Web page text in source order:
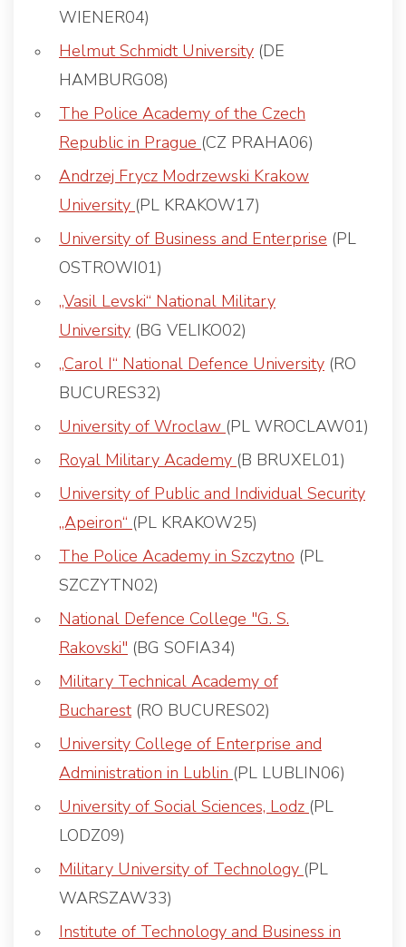
WIENER04)
Helmut Schmidt University (DE
HAMBURG08)
The Police Academy of the Czech
Republic in Prague (CZ PRAHA06)
Andrzej Frycz Modrzewski Krakow
University (PL KRAKOW17)
University of Business and Enterprise (PL
OSTROWI01)
„Vasil Levski“ National Military
University (BG VELIKO02)
„Carol I“ National Defence University (RO
BUCURES32)
University of Wroclaw (PL WROCLAW01)
Royal Military Academy (B BRUXEL01)
University of Public and Individual Security
„Apeiron“ (PL KRAKOW25)
The Police Academy in Szczytno (PL
SZCZYTN02)
National Defence College "G. S.
Rakovski" (BG SOFIA34)
Military Technical Academy of
Bucharest (RO BUCURES02)
University College of Enterprise and
Administration in Lublin (PL LUBLIN06)
University of Social Sciences, Lodz (PL
LODZ09)
Military University of Technology (PL
WARSZAW33)
Institute of Technology and Business in